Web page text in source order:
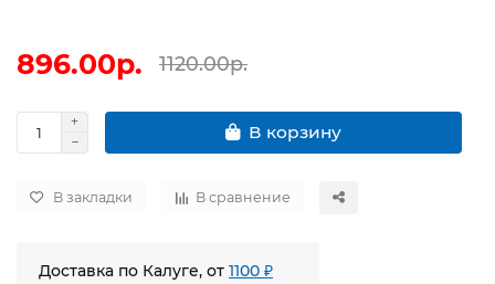
896.00р. 1120.00р.
В корзину
В закладки В сравнение
Доставка по Калуге, от 1100 ₽